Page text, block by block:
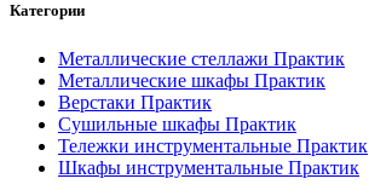
Категории
Металлические стеллажи Практик
Металлические шкафы Практик
Верстаки Практик
Сушильные шкафы Практик
Тележки инструментальные Практик
Шкафы инструментальные Практик